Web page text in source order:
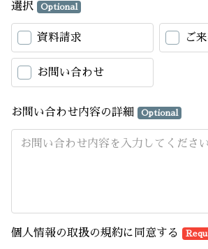
選択 Optional
資料請求 ご
お問い合わせ
お問い合わせ内容の詳細 Optional
個人情報の取扱の規約に同意する